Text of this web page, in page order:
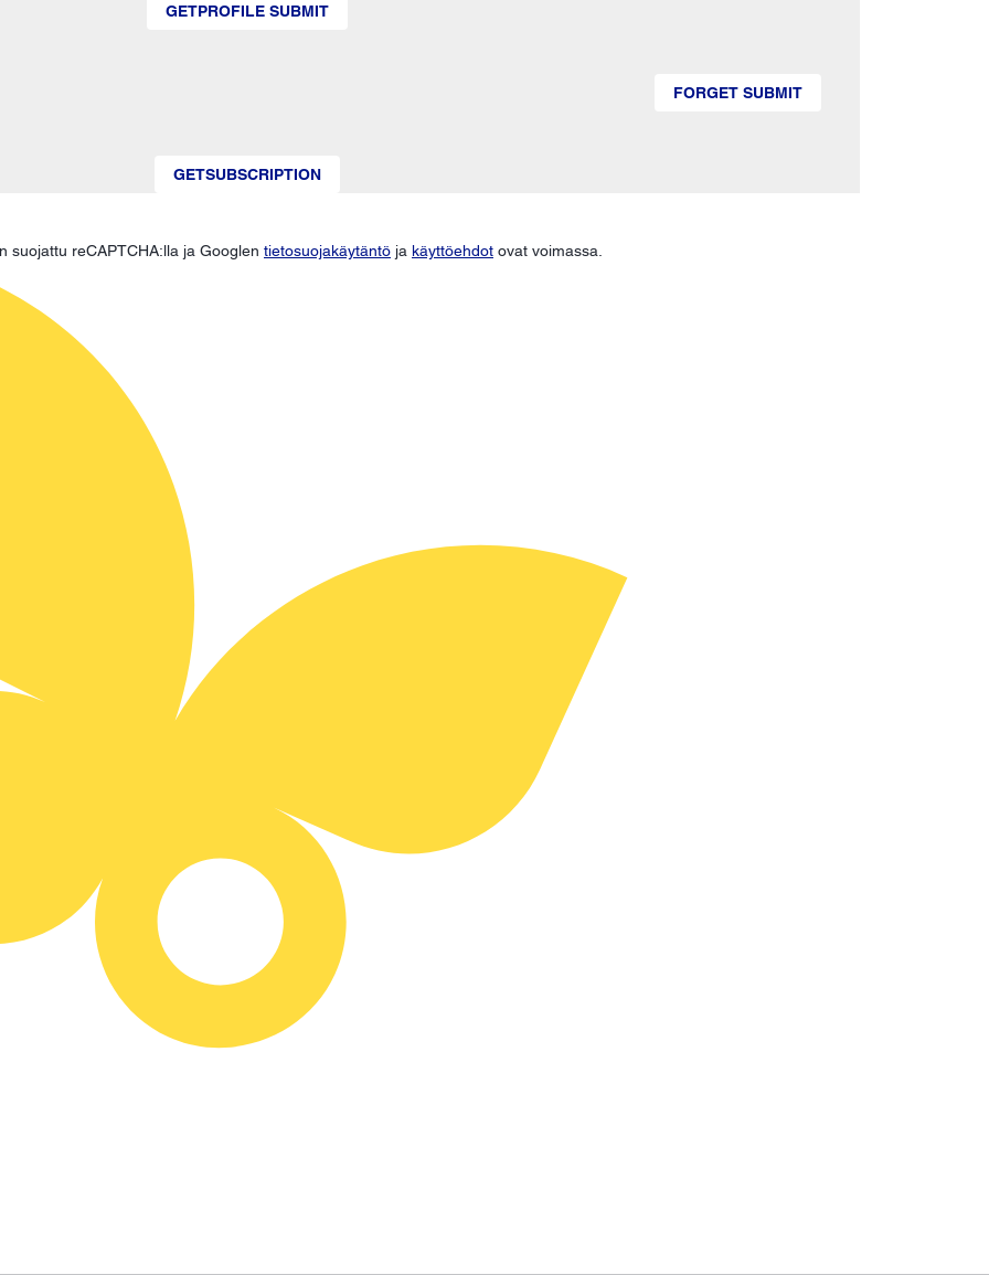
GETPROFILE SUBMIT
FORGET SUBMIT
GETSUBSCRIPTION
suojattu reCAPTCHA:lla ja Googlen tietosuojakäytäntö ja käyttöehdot ovat voimassa.